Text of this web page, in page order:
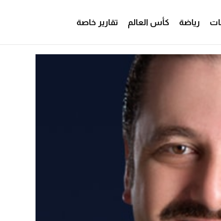
رياضة كأس العالم تقارير خاصة